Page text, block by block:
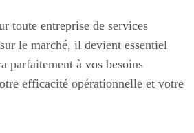
toute entreprise de services
le marché, il devient essentiel
parfaitement à vos besoins
efficacité opérationnelle et votre